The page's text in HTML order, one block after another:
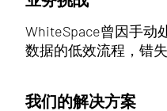
WhiteSpace曾因手动
数据的低效流程，错
我们的解决方案